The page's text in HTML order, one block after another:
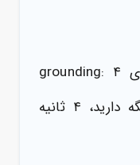
تنفس عمیق و تکنیک‌های grounding: ۴
ثانیه نفس بکشید، ۴ ثانیه نگه دارید، ۴ ثانیه